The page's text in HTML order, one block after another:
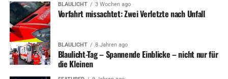
BLAULICHT 3 Wochen ago
Vorfahrt missachtet: Zwei Verletzte nach Unfall
BLAULICHT 8 Jahren ago
Blaulicht-Tag – Spannende Einblicke – nicht nur für
die Kleinen